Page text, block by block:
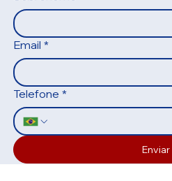
Sobrenome *
Email *
Telefone *